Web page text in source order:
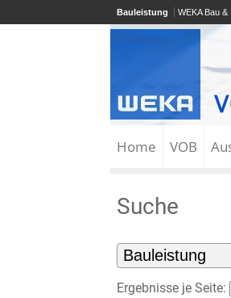
Bauleistung WEKA Bau &
Home VOB
Suche
Ergebnisse je Seite: